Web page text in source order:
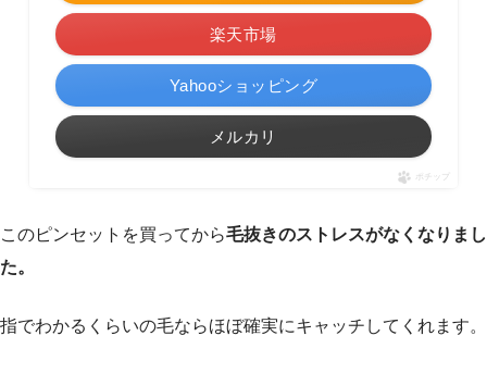
楽天市場
Yahooショッピング
メルカリ
ポチップ
このピンセットを買ってから毛抜きのストレスがなくなりまし
た。
指でわかるくらいの毛ならほぼ確実にキャッチしてくれます。